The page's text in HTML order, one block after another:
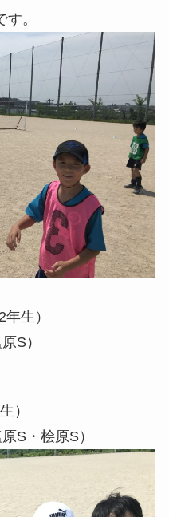
。
生）
S）
）
S・桧原S）